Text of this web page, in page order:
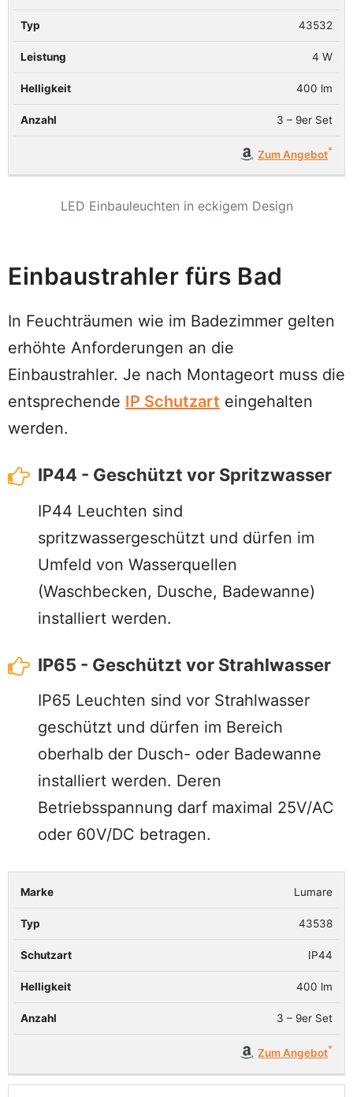
43532
4 W
400 lm
3 – 9er Set
Zum Angebot
LED Einbauleuchten in eckigem Design
Einbaustrahler fürs Bad
In Feuchträumen wie im Badezimmer gelten
erhöhte Anforderungen an die
Einbaustrahler. Je nach Montageort muss die
entsprechende IP Schutzart eingehalten
werden.
IP44 - Geschützt vor Spritzwasser
IP44 Leuchten sind
spritzwassergeschützt und dürfen im
Umfeld von Wasserquellen
(Waschbecken, Dusche, Badewanne)
installiert werden.
IP65 - Geschützt vor Strahlwasser
IP65 Leuchten sind vor Strahlwasser
geschützt und dürfen im Bereich
oberhalb der Dusch- oder Badewanne
installiert werden. Deren
Betriebsspannung darf maximal 25V/AC
oder 60V/DC betragen.
Marke Anzahl
Lumare
43538
IP44
400 lm
3 – 9er Set
Zum Angebot